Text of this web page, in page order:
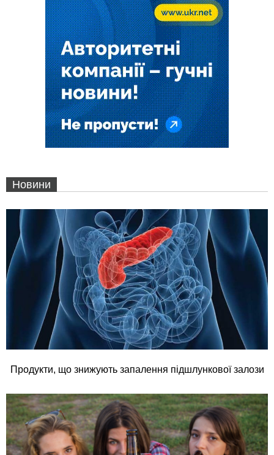
Новини
Продукти, що знижують запалення підшлункової залози